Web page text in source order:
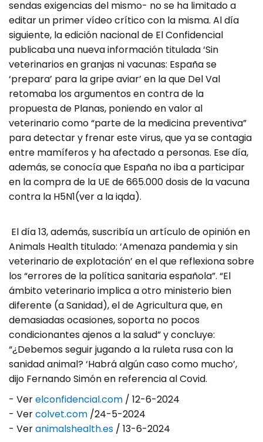
sendas exigencias del mismo- no se ha limitado a
editar un primer vídeo crítico con la misma. Al día
siguiente, la edición nacional de El Confidencial
publicaba una nueva información titulada ‘Sin
veterinarios en granjas ni vacunas: España se
‘prepara’ para la gripe aviar’ en la que Del Val
retomaba los argumentos en contra de la
propuesta de Planas, poniendo en valor al
veterinario como “parte de la medicina preventiva”
para detectar y frenar este virus, que ya se contagia
entre mamíferos y ha afectado a personas. Ese día,
además, se conocía que España no iba a participar
en la compra de la UE de 665.000 dosis de la vacuna
contra la H5N1(ver a la iqda).
El día 13, además, suscribía un artículo de opinión en
Animals Health titulado: ‘Amenaza pandemia y sin
veterinario de explotación’ en el que reflexiona sobre
los “errores de la política sanitaria española”. “El
ámbito veterinario implica a otro ministerio bien
diferente (a Sanidad), el de Agricultura que, en
demasiadas ocasiones, soporta no pocos
condicionantes ajenos a la salud” y concluye:
“¿Debemos seguir jugando a la ruleta rusa con la
sanidad animal? ‘Habrá algún caso como mucho’,
dijo Fernando Simón en referencia al Covid.
- Verelconfidencial.com / 12-6-2024
- Vercolvet.com /24-5-2024
- Veranimalshealth.es / 13-6-2024